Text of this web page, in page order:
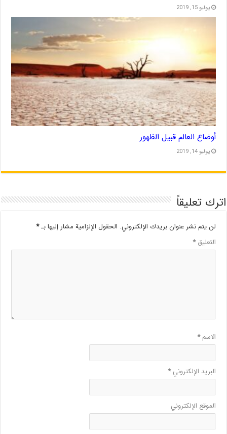
يوليو 15, 2019
أوضاع العالم قبيل الظهور
يوليو 14, 2019
اترك تعليقاً
لن يتم نشر عنوان بريدك الإلكتروني. الحقول الإلزامية مشار إليها بـ*
التعليق*
الاسم*
البريد الإلكتروني*
الموقع الإلكتروني